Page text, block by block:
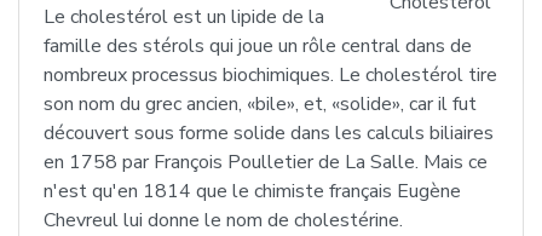
Le cholestérol est un lipide de la
famille des stérols qui joue un rôle central dans de
nombreux processus biochimiques. Le cholestérol tire
son nom du grec ancien, «bile», et, «solide», car il fut
découvert sous forme solide dans les calculs biliaires
en 1758 par François Poulletier de La Salle. Mais ce
n'est qu'en 1814 que le chimiste français Eugène
Chevreul lui donne le nom de cholestérine.